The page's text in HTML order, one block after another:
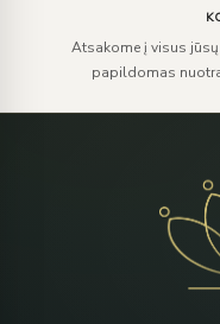
Atsakome į visus
papildomas